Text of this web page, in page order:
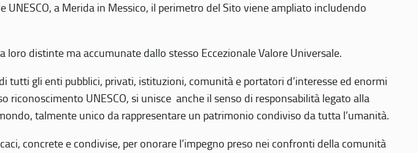
a Merida in Messico, il perimetro del Sito viene ampliato includendo
distinte ma accumunate dallo stesso Eccezionale Valore Universale.
tutti gli enti pubblici, privati, istituzioni, comunità e portatori d’interesse ed enormi
riconoscimento UNESCO, si unisce anche il senso di responsabilità legato alla
talmente unico da rappresentare un patrimonio condiviso da tutta l’umanità.
concrete e condivise, per onorare l’impegno preso nei confronti della comunità